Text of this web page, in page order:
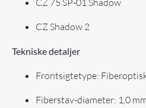
CZ 75 SP-01 Shadow
CZ Shadow 2
Tekniske detaljer
Frontsigtetype:
Fiberstav-diameter: 1,0